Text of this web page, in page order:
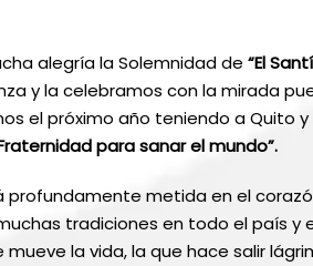
alegría la Solemnidad de “El
y la celebramos con la mirada
el próximo año teniendo a Quito
para sanar el mundo”.
profundamente metida en el
tradiciones en todo el país y
mueve la vida, la que hace salir